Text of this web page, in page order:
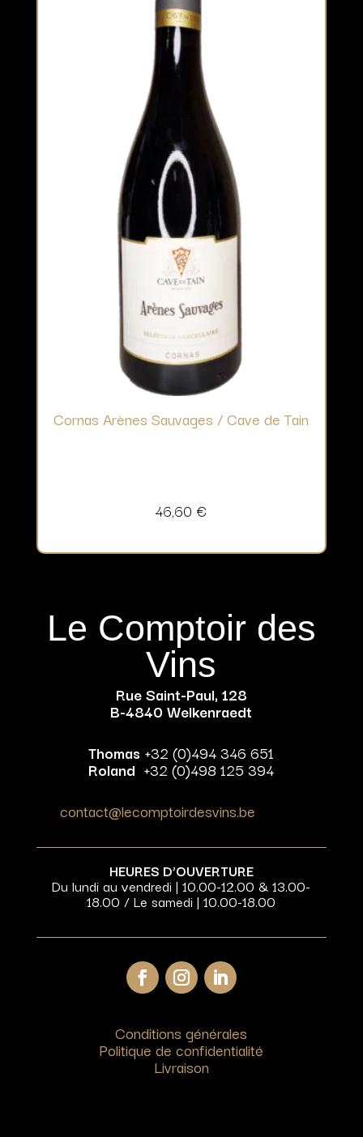
Cornas Arènes Sauvages / Cave de Tain
46,60 €
Le Comptoir des
Vins
Rue Saint-Paul, 128
B-4840 Welkenraedt
Thomas +32 (0)494 346 651
Roland +32 (0)498 125 394
contact@lecomptoirdesvins.be
HEURES D’OUVERTURE
Du lundi au vendredi | 10.00-12.00 & 13.00-
18.00 / Le samedi | 10.00-18.00
Conditions générales
Politique de confidentialité
Livraison